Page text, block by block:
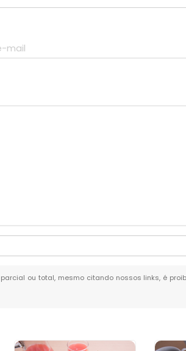
ou total, mesmo citando nossos links, é